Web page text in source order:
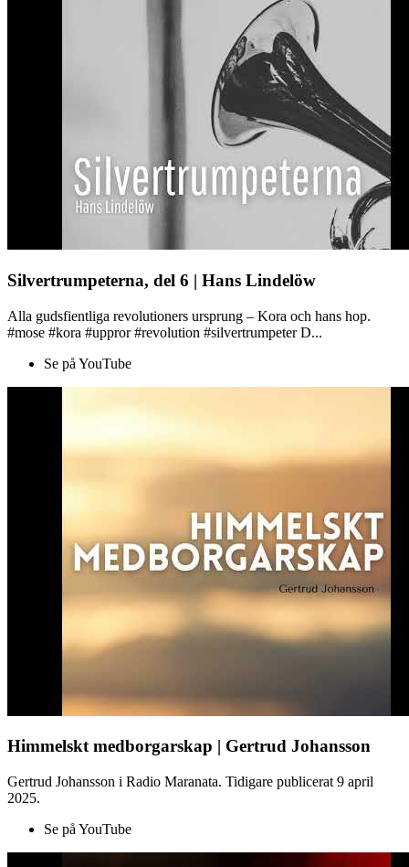
Silvertrumpeterna, del 6 | Hans Lindelöw
Alla gudsfientliga revolutioners ursprung – Kora och hans hop.
#mose #kora #uppror #revolution #silvertrumpeter D...
Se på YouTube
Himmelskt medborgarskap | Gertrud Johansson
Gertrud Johansson i Radio Maranata. Tidigare publicerat 9 april
2025.
Se på YouTube